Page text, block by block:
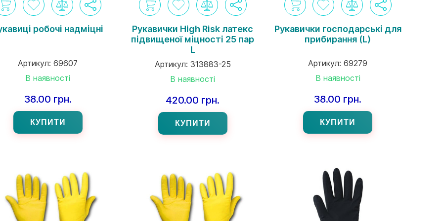
робочі надміцні
Артикул: 69607
В наявності
38.00 грн.
КУПИТИ
Рукавички High Risk латекс
підвищеної міцності 25 пар
L
Артикул: 313883-25
В наявності
420.00 грн.
КУПИТИ
Рукавички господарські для
прибирання (L)
Артикул: 69279
В наявності
38.00 грн.
КУПИТИ